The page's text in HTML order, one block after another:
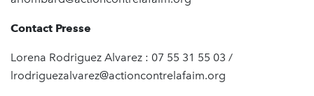
Contact Presse
Lorena Rodriguez Alvarez : 07 55 31 55 03 /
lrodriguezalvarez@actioncontrelafaim.org